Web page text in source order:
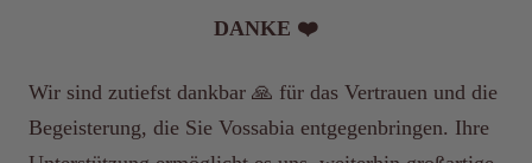
DANKE ❤️
Wir sind zutiefst dankbar 🙏 für das Vertrauen und die
Begeisterung, die Sie Vossabia entgegenbringen. Ihre